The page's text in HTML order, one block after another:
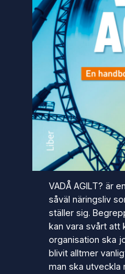
VADÅ AGILT? är
såväl näringsliv
ställer sig.
kan vara svårt att
organisation ska
blivit alltmer
man ska utveckla